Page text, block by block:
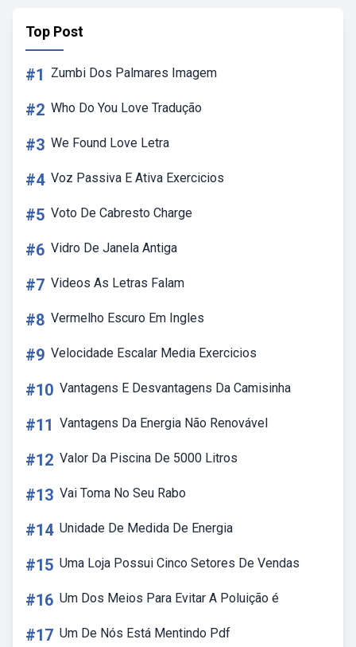
Top Post
#1 Zumbi Dos Palmares Imagem
#2 Who Do You Love Tradução
#3 We Found Love Letra
#4 Voz Passiva E Ativa Exercicios
#5 Voto De Cabresto Charge
#6 Vidro De Janela Antiga
#7 Videos As Letras Falam
#8 Vermelho Escuro Em Ingles
#9 Velocidade Escalar Media Exercicios
#10 Vantagens E Desvantagens Da Camisinha
#11 Vantagens Da Energia Não Renovável
#12 Valor Da Piscina De 5000 Litros
#13 Vai Toma No Seu Rabo
#14 Unidade De Medida De Energia
#15 Uma Loja Possui Cinco Setores De Vendas
#16 Um Dos Meios Para Evitar A Poluição é
#17 Um De Nós Está Mentindo Pdf